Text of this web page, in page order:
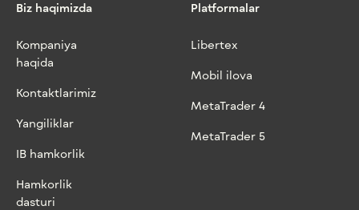
Biz haqimizda
Kompaniya
haqida
Kontaktlarimiz
Yangiliklar
IB hamkorlik
Hamkorlik
dasturi
Platformalar
Libertex
Mobil ilova
MetaTrader 4
MetaTrader 5